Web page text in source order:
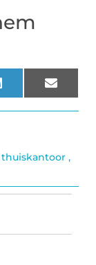
LinkedIn Email
thuiskantoor ,